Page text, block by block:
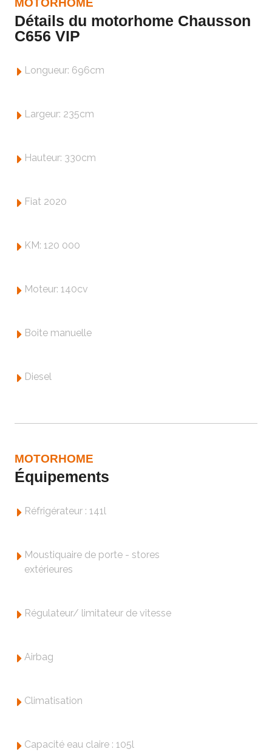
MOTORHOME
Détails du motorhome Chausson
C656 VIP
Longueur: 696cm
Largeur: 235cm
Hauteur: 330cm
Fiat 2020
KM: 120 000
Moteur: 140cv
Boite manuelle
Diesel
MOTORHOME
Équipements
Réfrigérateur : 141l
Moustiquaire de porte - stores
extérieures
Régulateur/ limitateur de vitesse
Airbag
Climatisation
Capacité eau claire : 105l